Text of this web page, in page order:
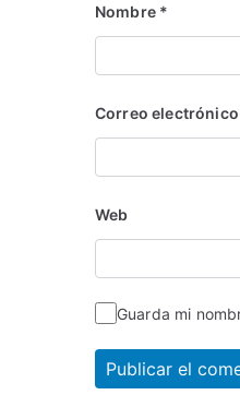
Nombre *
Correo electrónico
Web
Guarda mi